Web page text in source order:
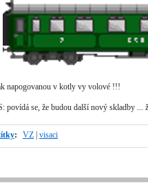
napogovanou v kotly vy volové !!!
povídá se, že budou další nový skladby ...
: VZ visaci